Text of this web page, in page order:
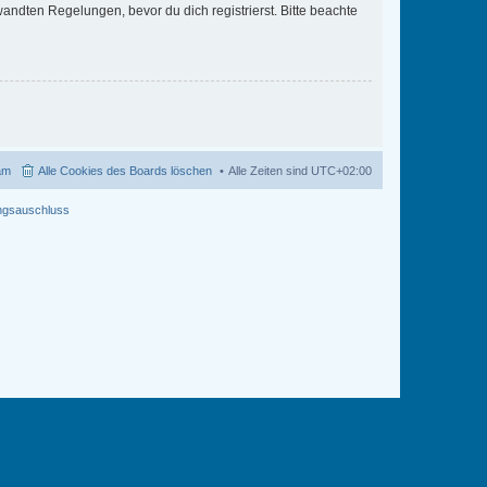
Regelungen, bevor du dich registrierst. Bitte beachte
Alle Zeiten sind UTC+02:00
Alle Cookies des Boards löschen